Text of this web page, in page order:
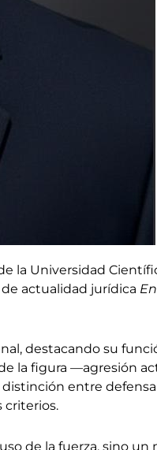
la Universidad
actualidad jurídica
destacando su
la figura —agresión
entre
criterios.
de la fuerza, sino un